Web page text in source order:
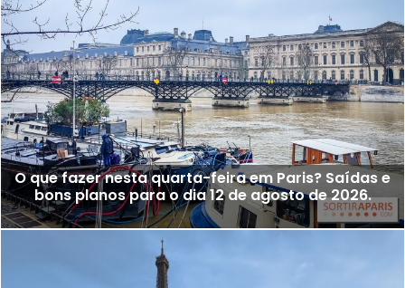
O que fazer nesta quarta-feira em Paris? Saídas e
bons planos para o dia 12 de agosto de 2026.